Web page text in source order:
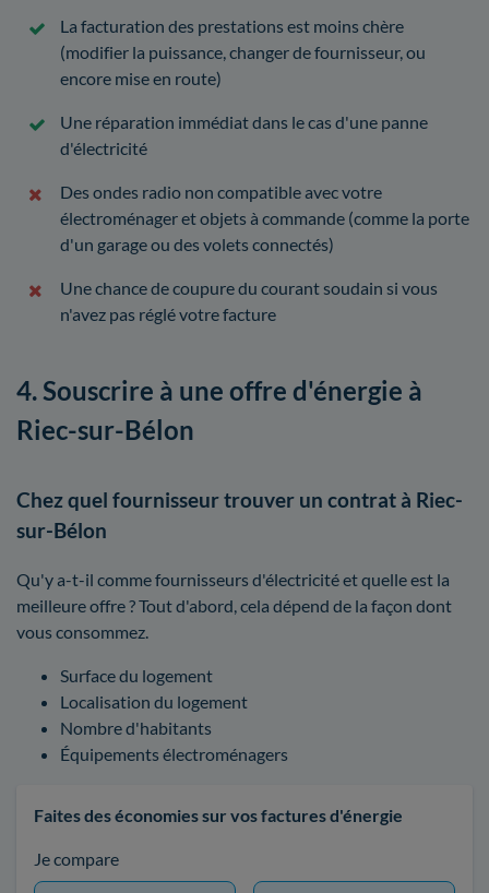
La facturation des prestations est moins chère
(modifier la puissance, changer de fournisseur, ou
encore mise en route)
Une réparation immédiat dans le cas d'une panne
d'électricité
Des ondes radio non compatible avec votre
électroménager et objets à commande (comme la porte
d'un garage ou des volets connectés)
Une chance de coupure du courant soudain si vous
n'avez pas réglé votre facture
4. Souscrire à une offre d'énergie à
Riec-sur-Bélon
Chez quel fournisseur trouver un contrat à Riec-
sur-Bélon
Qu'y a-t-il comme fournisseurs d'électricité et quelle est la
meilleure offre ? Tout d'abord, cela dépend de la façon dont
vous consommez.
Surface du logement
Localisation du logement
Nombre d'habitants
Équipements électroménagers
Faites des économies sur vos factures d'énergie
Je compare